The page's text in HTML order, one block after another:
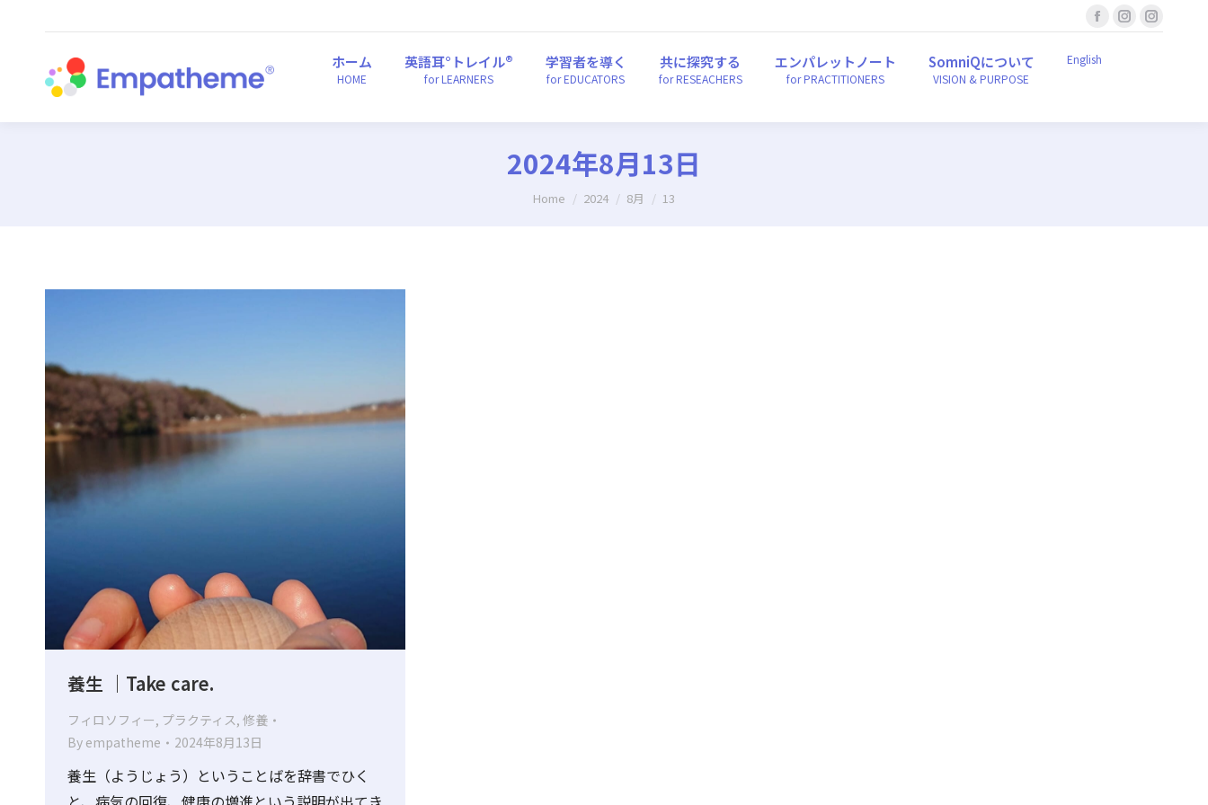
Facebook
page
new
Instagram
newnew
ホーム
HOME
英語耳°トレイル®
for LEARNERS
学習者を導く
for EDUCATORS
共に探究する
for RESEACHERS
エンパレットノート
for PRACTITIONERS
SomniQについて
VISION & PURPOSE
English
2024年8月13日
You are here:
Home 2024 8月 13
養生 ｜Take care.
フィロソフィー, プラクティス, 修養
By empatheme 2024年8月13日
養生（ようじょう）ということばを辞書でひく
ホーム 英語耳°トレイル® 学習者を導く 共に探究する エンパレットノート SomniQについて English